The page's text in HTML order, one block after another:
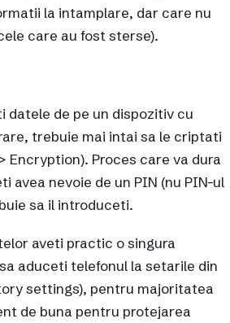
la intamplare, dar care nu
care au fost sterse).
datele de pe un dispozitiv cu
trebuie mai intai sa le criptati
Encryption). Proces care va dura
avea nevoie de un PIN (nu PIN-ul
sa il introduceti.
aveti practic o singura
aduceti telefonul la setarile din
settings), pentru majoritatea
de buna pentru protejarea